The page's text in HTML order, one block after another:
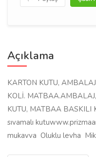
Açıklama
KARTON KUTU,
KOLİ.
KUTU, MATBAA BASKILI
sıvamalı
mukavva  Oluklu levha 